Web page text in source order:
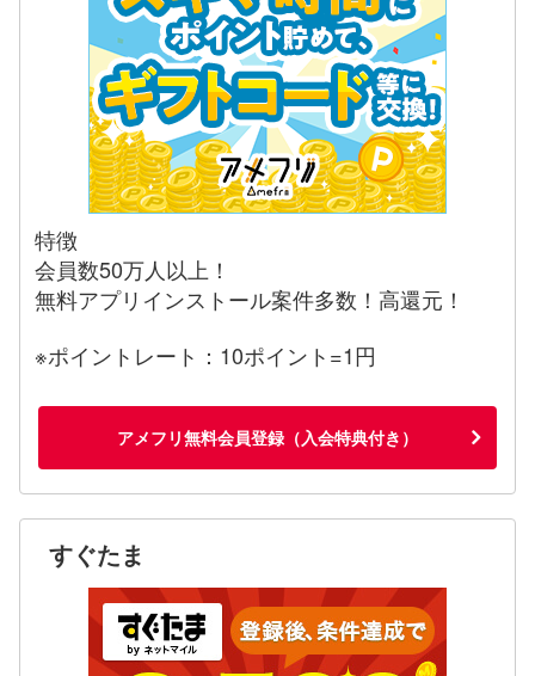
特徴
会員数50万人以上！
無料アプリインストール案件多数！高還元！
※ポイントレート：10ポイント=1円
アメフリ無料会員登録（入会特典付き）
すぐたま